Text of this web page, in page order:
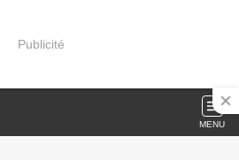
Publicité
MENU